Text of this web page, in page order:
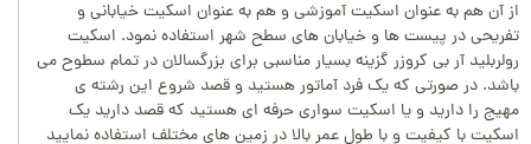
از آن هم به عنوان اسکیت آموزشی و هم به عنوان اسکیت خیابانی و
تفریحی در پیست ها و خیابان های سطح شهر استفاده نمود. اسکیت
رولربلید آر بی کروزر گزینه بسیار مناسبی برای بزرگسالان در تمام سطوح می
باشد. در صورتی که یک فرد آماتور هستید و قصد شروع این رشته ی
مهیج را دارید و یا اسکیت سواری حرفه ای هستید که قصد دارید یک
اسکیت با کیفیت و با طول عمر بالا در زمین های مختلف استفاده نمایید